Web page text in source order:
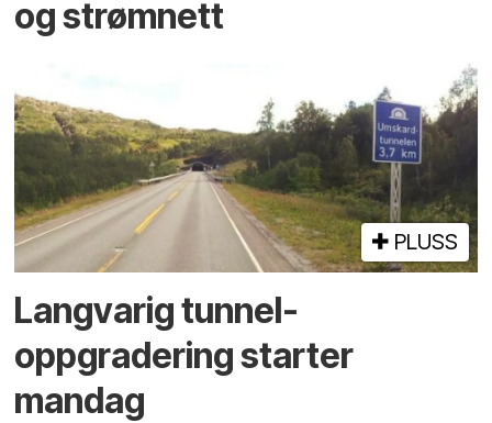
og strømnett
PLUSS
Langvarig tunnel­
oppgradering starter
mandag